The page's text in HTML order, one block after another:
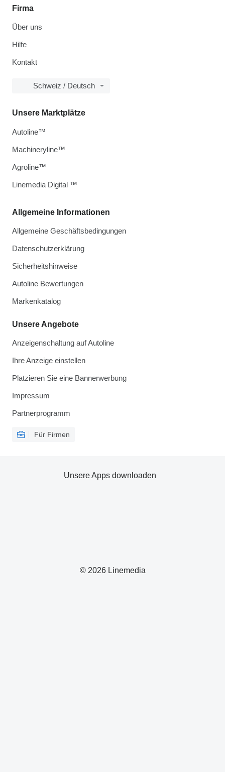
Firma
Über uns
Hilfe
Kontakt
Schweiz / Deutsch
Allgemeine Informationen
Allgemeine Geschäftsbedingungen
Datenschutzerklärung
Sicherheitshinweise
Autoline Bewertungen
Markenkatalog
Unsere Angebote
Anzeigenschaltung auf Autoline
Ihre Anzeige einstellen
Platzieren Sie eine Bannerwerbung
Impressum
Partnerprogramm
Für Firmen
Unsere Marktplätze
Autoline™
Machineryline™
Agroline™
Linemedia Digital ™
© 2026 Linemedia
Unsere Apps downloaden